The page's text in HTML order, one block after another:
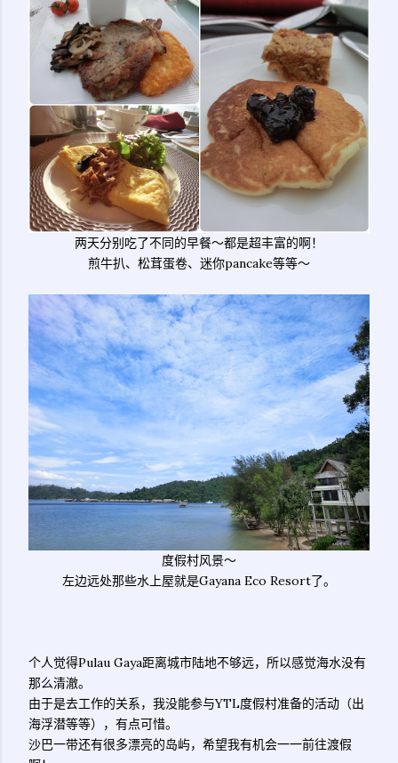
两天分别吃了不同的早餐～都是超丰富的啊！
煎牛扒、松茸蛋卷、迷你pancake等等～
度假村风景～
左边远处那些水上屋就是Gayana Eco Resort了。
个人觉得Pulau Gaya距离城市陆地不够远，所以感觉海水没有
那么清澈。
由于是去工作的关系，我没能参与YTL度假村准备的活动（出
海浮潜等等），有点可惜。
沙巴一带还有很多漂亮的岛屿，希望我有机会一一前往渡假